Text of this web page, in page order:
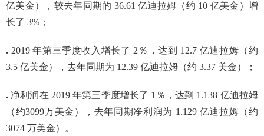
亿美金），较去年同期的 36.61 亿迪拉姆（约 10 亿美金）增
长了 3%；
. 2019 年第三季度收入增长了 2％，达到 12.7 亿迪拉姆（约
3.5 亿美金），去年同期为 12.39 亿迪拉姆（约 3.37 美金）；
.净利润在 2019 年第三季度增长了 1％，达到 1.138 亿迪拉姆
（约3099万美金），去年同期净利润为 1.129 亿迪拉姆（约
3074 万美金）。